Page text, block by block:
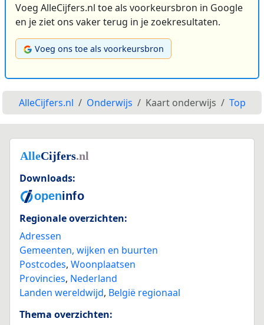
Voeg AlleCijfers.nl toe als voorkeursbron in Google
en je ziet ons vaker terug in je zoekresultaten.
Voeg ons toe als voorkeursbron
AlleCijfers.nl Onderwijs Kaart onderwijs Top
Downloads:
Regionale overzichten:
Adressen
Gemeenten, wijken en buurten
Postcodes, Woonplaatsen
Provincies, Nederland
Landen wereldwijd, België regionaal
Thema overzichten: